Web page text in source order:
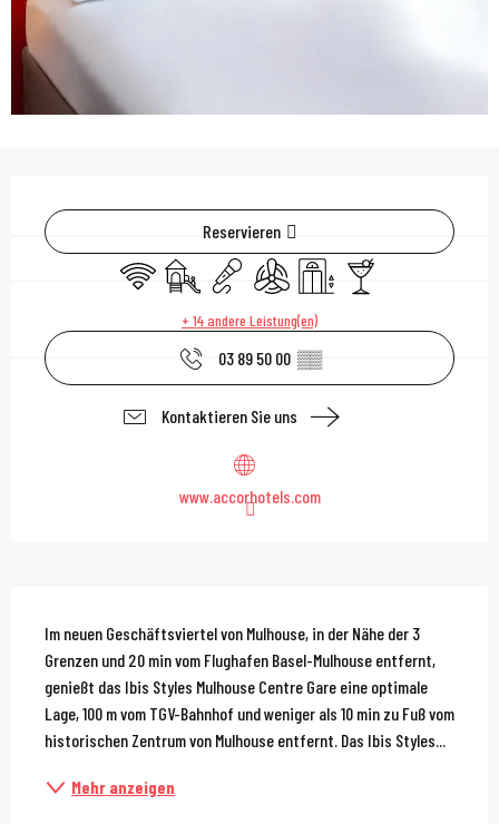
Öffnungszeiten &
Reservieren
Wi-Fi
Spiele für Kinder / Spielplatz
AnimationKlimaanlage
Aufzug Bar / Getränkestand
+ 14 andere Leistung(en)
03 89 50 00 ▒▒
Kontaktieren Sie uns
www.accorhotels.com
Beschreibung
Im neuen Geschäftsviertel von Mulhouse, in der Nähe der 3
Grenzen und 20 min vom Flughafen Basel-Mulhouse entfernt,
genießt das Ibis Styles Mulhouse Centre Gare eine optimale
Lage, 100 m vom TGV-Bahnhof und weniger als 10 min zu Fuß vom
historischen Zentrum von Mulhouse entfernt. Das Ibis Styles...
Mehr anzeigen